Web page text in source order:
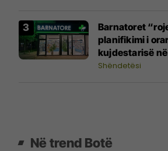
Barnatoret
planifikimi i
kujdestarisë
Shëndetësi
Në trend Botë